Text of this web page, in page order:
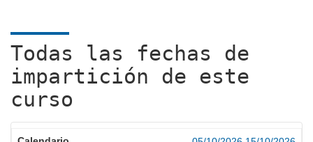
Todas las fechas de
impartición de este
curso